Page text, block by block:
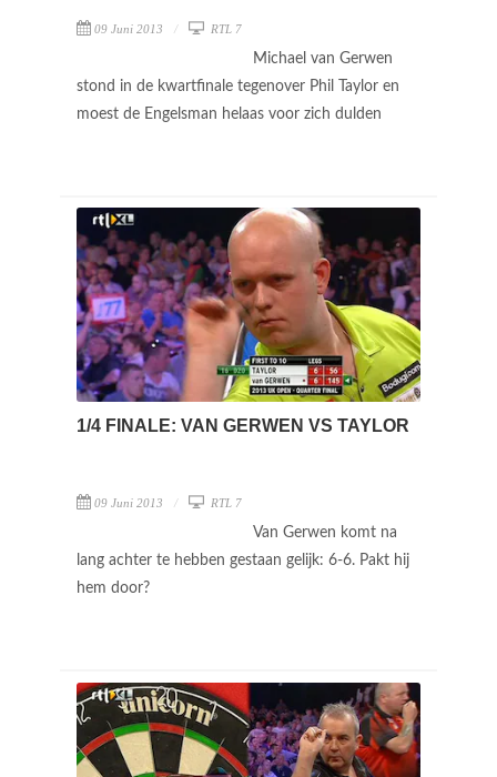
09 Juni 2013 RTL 7
Michael van Gerwen
stond in de kwartfinale tegenover Phil Taylor en
moest de Engelsman helaas voor zich dulden
1/4 FINALE: VAN GERWEN VS TAYLOR
09 Juni 2013 RTL 7
Van Gerwen komt na
lang achter te hebben gestaan gelijk: 6-6. Pakt hij
hem door?